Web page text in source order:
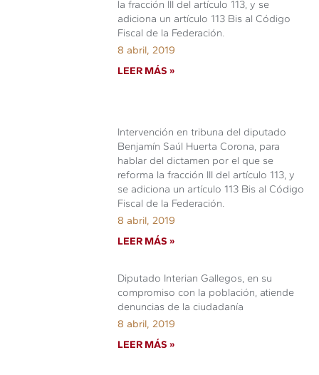
la fracción III del artículo 113, y se
adiciona un artículo 113 Bis al Código
Fiscal de la Federación.
8 abril, 2019
LEER MÁS »
Intervención en tribuna del diputado
Benjamín Saúl Huerta Corona, para
hablar del dictamen por el que se
reforma la fracción III del artículo 113, y
se adiciona un artículo 113 Bis al Código
Fiscal de la Federación.
8 abril, 2019
LEER MÁS »
Diputado Interian Gallegos, en su
compromiso con la población, atiende
denuncias de la ciudadanía
8 abril, 2019
LEER MÁS »